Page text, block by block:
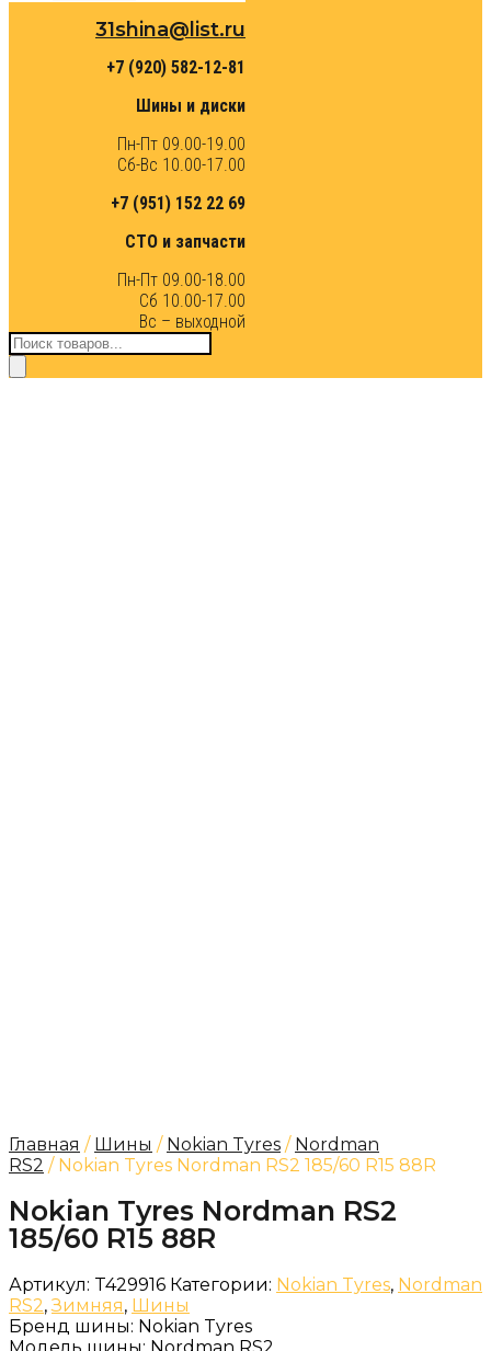
31shina@list.ru
+7 (920) 582-12-81
Шины и диски
Пн-Пт 09.00-19.00
Сб-Вс 10.00-17.00
+7 (951) 152 22 69
СТО и запчасти
Пн-Пт 09.00-18.00
Сб 10.00-17.00
Вс – выходной
Поиск
товаров
Главная / Шины / Nokian Tyres / Nordman
RS2 / Nokian Tyres Nordman RS2 185/60 R15 88R
Nokian Tyres Nordman RS2
185/60 R15 88R
Артикул: T429916 Категории: Nokian Tyres, Nordman
RS2,Зимняя, Шины
Бренд шины: Nokian Tyres